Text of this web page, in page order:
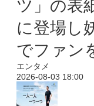
ツ」の表
に登場し
でファン
エンタメ
2026-08-03 18:00